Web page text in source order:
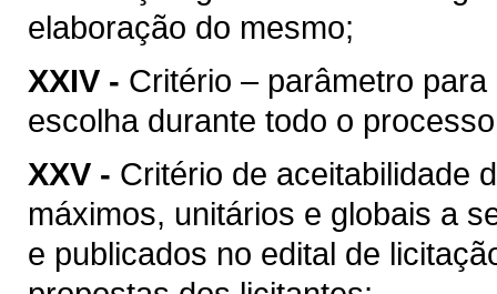
elaboração do mesmo;
XXIV - Critério – parâmetro
escolha durante todo o
XXV - Critério de aceitabilidade
máximos, unitários e globais a
e publicados no edital de